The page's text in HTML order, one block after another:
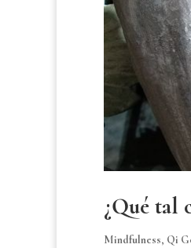
¿Qué tal
Mindfulness, Qi